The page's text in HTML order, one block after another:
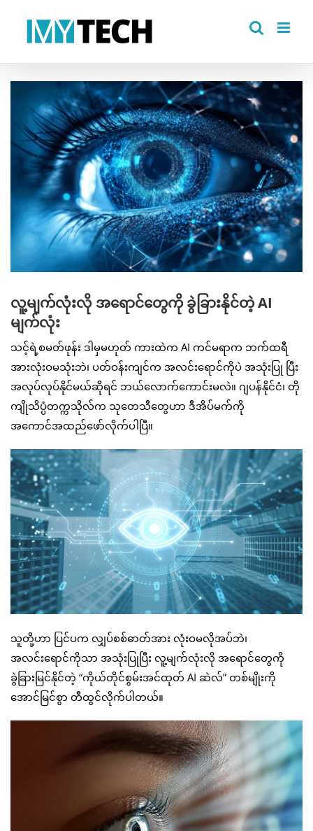
Larger
Image
လူ့မျက်လုံးလို အရောင်တွေကို ခွဲခြားနိုင်တဲ့ AI
မျက်လုံး
သင့်ရဲ့စမတ်ဖုန်း ဒါမှမဟုတ် ကားထဲက AI ကင်မရာက ဘက်ထရီ
အားလုံးဝမသုံးဘဲ၊ ပတ်ဝန်းကျင်က အလင်းရောင်ကိုပဲ အသုံးပြု ပြီး
အလုပ်လုပ်နိုင်မယ်ဆိုရင် ဘယ်လောက်ကောင်းမလဲ။ ဂျပန်နိုင်ငံ၊ တို
ကျိုသိပ္ပံတက္ကသိုလ်က သုတေသီတွေဟာ ဒီအိပ်မက်ကို
အကောင်အထည်ဖော်လိုက်ပါပြီ။
သူတို့ဟာ ပြင်ပက လျှပ်စစ်ဓာတ်အား လုံးဝမလိုအပ်ဘဲ၊
အလင်းရောင်ကိုသာ အသုံးပြုပြီး လူ့မျက်လုံးလို အရောင်တွေကို
ခွဲခြားမြင်နိုင်တဲ့ “ကိုယ်တိုင်စွမ်းအင်ထုတ် AI ဆဲလ်” တစ်မျိုးကို
အောင်မြင်စွာ တီထွင်လိုက်ပါတယ်။